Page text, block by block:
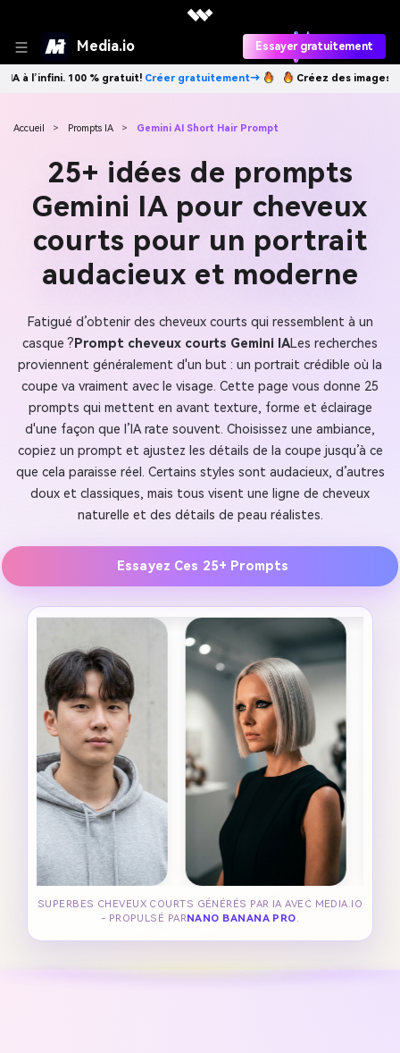
Media.io Essayer gratuitement
Créez des images IA à l’infini. 100 % gratuit!Créer
Accueil > Prompts IA > Gemini AI Short Hair Prompt
25+ idées de prompts
Gemini IA pour cheveux
courts pour un portrait
audacieux et moderne
Fatigué d’obtenir des cheveux courts qui ressemblent à un
casque ? Prompt cheveux courts Gemini IALes recherches
proviennent généralement d'un but : un portrait crédible où la
coupe va vraiment avec le visage. Cette page vous donne 25
prompts qui mettent en avant texture, forme et éclairage
d'une façon que l’IA rate souvent. Choisissez une ambiance,
copiez un prompt et ajustez les détails de la coupe jusqu’à ce
que cela paraisse réel. Certains styles sont audacieux, d’autres
doux et classiques, mais tous visent une ligne de cheveux
naturelle et des détails de peau réalistes.
Essayez Ces 25+ Prompts
SUPERBES CHEVEUX COURTS GÉNÉRÉS PAR IA AVEC MEDIA.IO
- PROPULSÉ PARNANO BANANA PRO.